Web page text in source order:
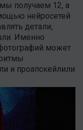
получаем 12, а
нейросетей
детали,
Именно
может
и проапскейлили